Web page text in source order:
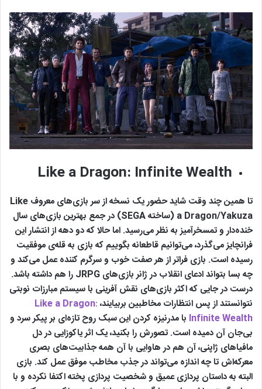
Like a Dragon: Infinite Wealth
تا همین چند وقت شاید حضور یک نسخه از سر بازی‌های معروف Like
a Dragon/Yakuza (ساخته SEGA) در جمع بهترین بازی‌های سال
خنده‌دار و تمسخرآمیز به نظر می‌رسید. اما حالا که دو دهه از انتشار این
فرانچایز می‌گذرد، می‌توانیم قاطعانه بگوییم که بازی به قله‌ی موفقیت
رسیده است. بازی فراتر از هر صفت خوب و سرگرم کننده عمل می‌کند و
چه بسا بتواند ادعای انقلاب در ژانر بازی‌های JRPG را هم داشته باشد.
درست در جایی که اکثر بازی‌های نقش آفرینی با سیستم مبارزات نوبتی
نتوانستند از پس انتظارات مخاطبین بربیایند، Like a Dragon:
Infinite Wealth با مدرنیزه کردن این سبک روح تازه‌ای بر پیکر سرد و
بی‌جان آن دمیده است. تصورش را بکنید، یک اثر یاکوزایی در دل
مافیاهای ژاپنی، آن هم در هاوایی با آن همه جذابیت‌های بصری
معرکه‌اش تا چه اندازه می‌تواند در جذب مخاطب موفق عمل کند. بازی
البته به داستان پردازی عمیق و شخصیت پردازی پخته اکتفا نکرده و با